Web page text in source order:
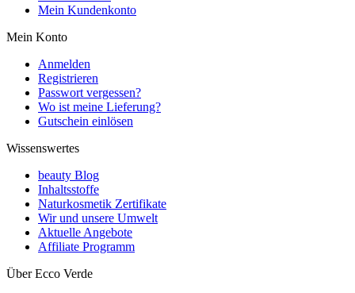
Mein Kundenkonto
Mein Konto
Anmelden
Registrieren
Passwort vergessen?
Wo ist meine Lieferung?
Gutschein einlösen
Wissenswertes
beauty Blog
Inhaltsstoffe
Naturkosmetik Zertifikate
Wir und unsere Umwelt
Aktuelle Angebote
Affiliate Programm
Über Ecco Verde